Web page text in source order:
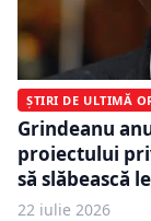
ȘTIRI DE ULTIMĂ
Grindeanu
proiectului
să slăbească
22 iulie 2026